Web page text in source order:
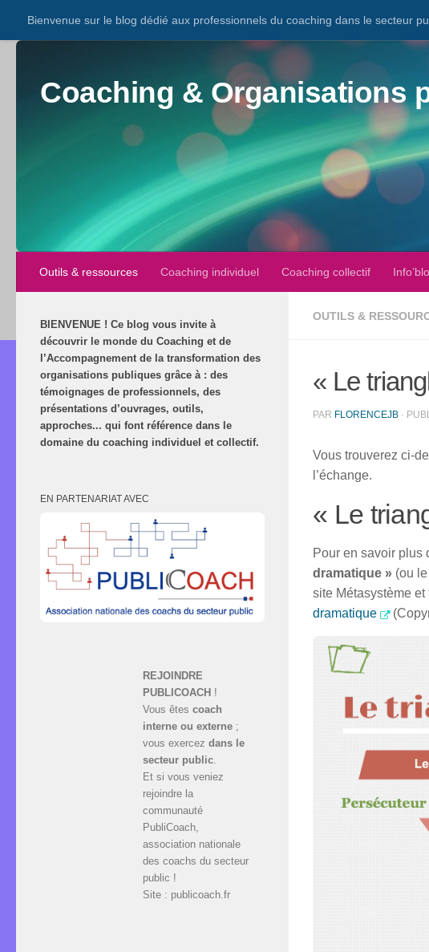
Bienvenue sur le blog dédié aux professionnels du coaching dans le secteur
Coaching & Organisations
Outils & ressources Coaching individuel Coaching collectif
OUTILS &
« Le
PAR FLORENCEJB ·
Vous trouverez ci-
l’échange.
« Le
Pour en savoir plus
dramatique » (ou
site Métasystème et
dramatique
BIENVENUE ! Ce blog vous invite à
découvrir le monde du Coaching et de
l’Accompagnement de la transformation des
organisations publiques grâce à : des
témoignages de professionnels, des
présentations d’ouvrages, outils,
approches... qui font référence dans le
domaine du coaching individuel et collectif.
EN PARTENARIAT AVEC
REJOINDRE
PUBLICOACH !
Vous êtes coach
interne ou externe ;
vous exercez dans le
secteur public.
Et si vous veniez
rejoindre la
communauté
PubliCoach,
association nationale
des coachs du secteur
public !
Site : publicoach.fr